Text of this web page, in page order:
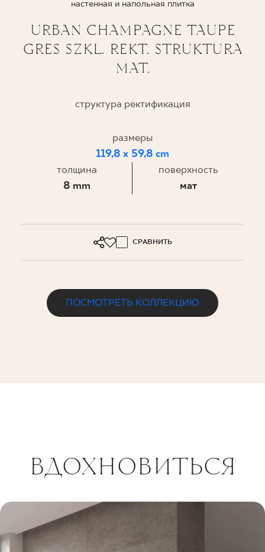
О НАС
КОНТАКТ
PL EN UK RU
настенная и напольная плитка
URBAN CHAMPAGNE TAUPE
GRES SZKL. REKT. STRUKTURA
MAT.
структура ректификация
размеры
119,8 x 59,8 cm
толщина
8 mm
поверхность
мат
СРАВНИТЬ
ПОСМОТРЕТЬ КОЛЛЕКЦИЮ
ВДОХНОВИТЬСЯ